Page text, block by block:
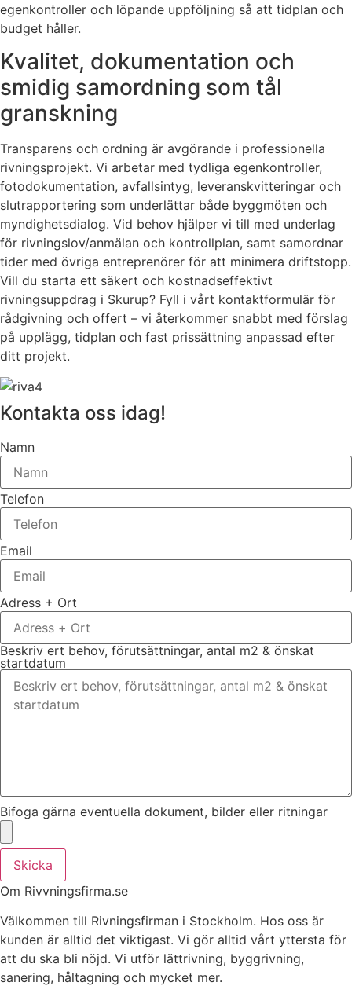
egenkontroller och löpande uppföljning så att tidplan och
budget håller.
Kvalitet, dokumentation och
smidig samordning som tål
granskning
Transparens och ordning är avgörande i professionella
rivningsprojekt. Vi arbetar med tydliga egenkontroller,
fotodokumentation, avfallsintyg, leveranskvitteringar och
slutrapportering som underlättar både byggmöten och
myndighetsdialog. Vid behov hjälper vi till med underlag
för rivningslov/anmälan och kontrollplan, samt samordnar
tider med övriga entreprenörer för att minimera driftstopp.
Vill du starta ett säkert och kostnadseffektivt
rivningsuppdrag i Skurup? Fyll i vårt kontaktformulär för
rådgivning och offert – vi återkommer snabbt med förslag
på upplägg, tidplan och fast prissättning anpassad efter
ditt projekt.
Kontakta oss idag!
Namn
Telefon
Email
Adress + Ort
Beskriv ert behov, förutsättningar, antal m2 & önskat
startdatum
Bifoga gärna eventuella dokument, bilder eller ritningar
Skicka
Om Rivvningsfirma.se
Välkommen till Rivningsfirman i Stockholm. Hos oss är
kunden är alltid det viktigast. Vi gör alltid vårt yttersta för
att du ska bli nöjd. Vi utför lättrivning, byggrivning,
sanering, håltagning och mycket mer.